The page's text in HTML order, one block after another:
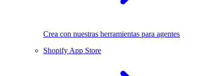
Crea con nuestras herramientas para agentes
Shopify App Store